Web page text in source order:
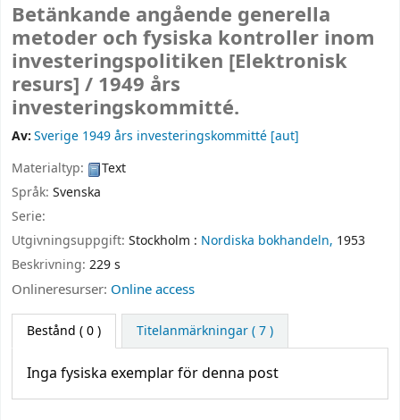
Betänkande angående generella
metoder och fysiska kontroller inom
investeringspolitiken [Elektronisk
resurs] / 1949 års
investeringskommitté.
Av:Sverige 1949 års investeringskommitté [aut]
Materialtyp:
Text
Språk: Svenska
Serie:
Utgivningsuppgift: Stockholm : Nordiska bokhandeln, 1953
Beskrivning: 229 s
Onlineresurser: Online access
Bestånd ( 0 ) Titelanmärkningar ( 7 )
Inga fysiska exemplar för denna post